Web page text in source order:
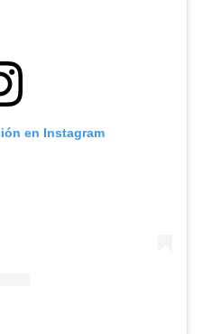
en Instagram